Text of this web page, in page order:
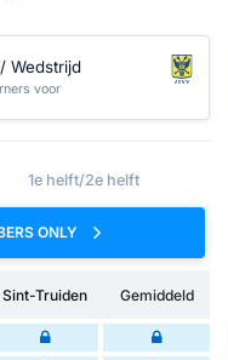
/ Wedstrijd
voor
1e helft/2e helft
ONLY
Sint-Truiden Gemiddeld